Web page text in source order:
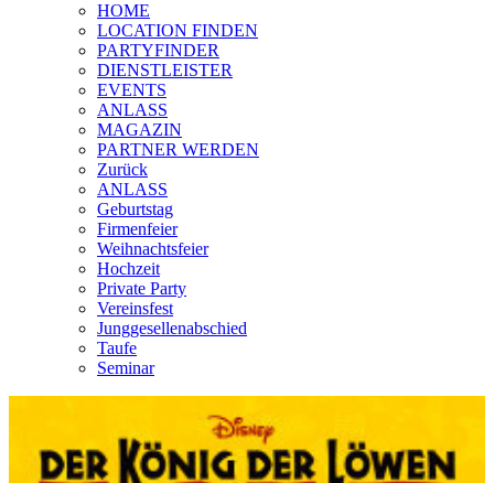
HOME
LOCATION FINDEN
PARTYFINDER
DIENSTLEISTER
EVENTS
ANLASS
MAGAZIN
PARTNER WERDEN
Zurück
ANLASS
Geburtstag
Firmenfeier
Weihnachtsfeier
Hochzeit
Private Party
Vereinsfest
Junggesellenabschied
Taufe
Seminar